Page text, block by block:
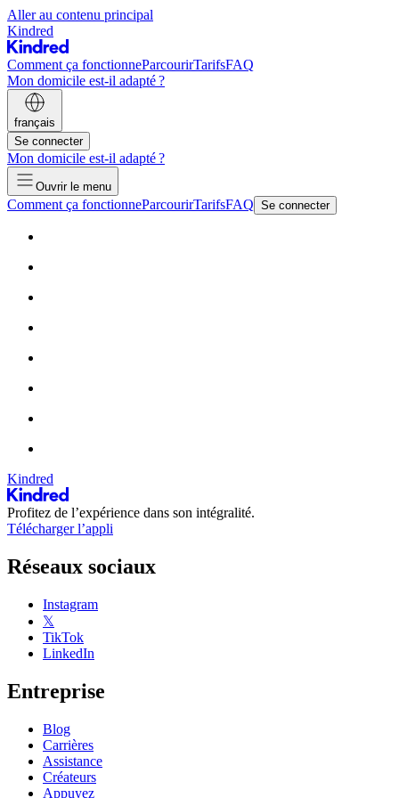
Aller au contenu principal
Kindred
Comment ça fonctionneParcourirTarifsFAQ
Mon domicile est-il adapté ?
français
Se connecter
Mon domicile est-il adapté ?
Ouvrir le menu
Comment ça fonctionneParcourirTarifsFAQ Se connecter
Kindred
Profitez de l’expérience dans son intégralité.
Télécharger l’appli
Réseaux sociaux
Instagram
𝕏
TikTok
LinkedIn
Entreprise
Blog
Carrières
Assistance
Créateurs
Appuyez